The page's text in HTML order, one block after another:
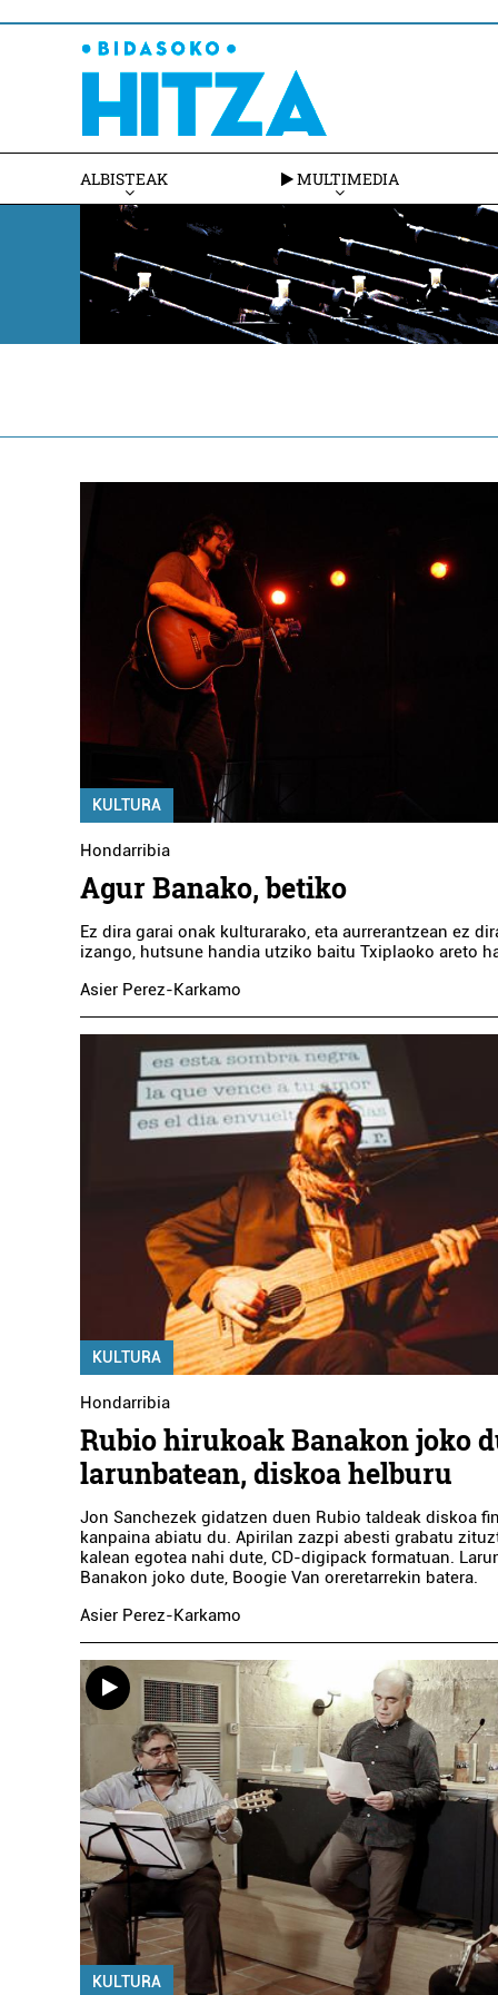
ALBISTEAK MULTIMEDIA
KULTURA
Hondarribia
Agur Banako, betiko
Ez dira garai onak kulturarako, eta aurrerantzean ez
izango, hutsune handia utziko baitu Txiplaoko areto
Asier Perez-Karkamo
KULTURA
Hondarribia
Rubio hirukoak Banakon joko
larunbatean, diskoa helburu
Jon Sanchezek gidatzen duen Rubio taldeak diskoa
kanpaina abiatu du. Apirilan zazpi abesti grabatu
kalean egotea nahi dute, CD-digipack formatuan.
Banakon joko dute, Boogie Van oreretarrekin batera.
Asier Perez-Karkamo
KULTURA Ostalaritza